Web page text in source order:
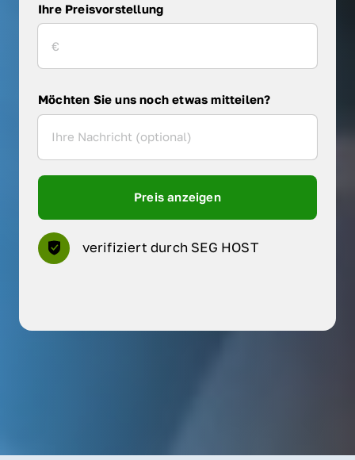
Ihre Preisvorstellung
Möchten Sie uns noch etwas mitteilen?
Preis anzeigen
verifiziert durch SEG HOST